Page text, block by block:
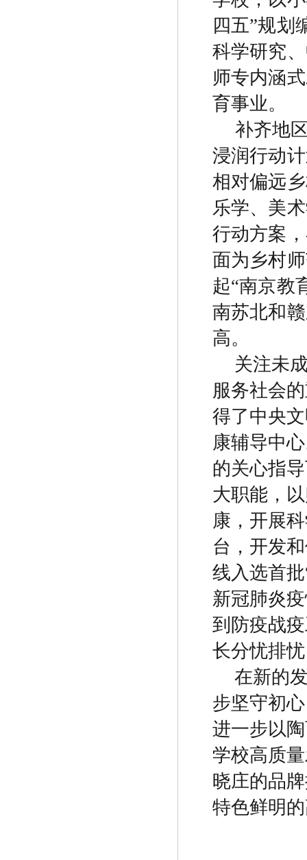
四五”规划
科学研究
师专内涵
育事业。
补齐地
浸润行动
相对偏远
乐学、美
行动方案
面为乡村
起“南京教
南苏北和
高。
关注未
服务社会
得了中央
康辅导中
的关心指
大职能，
康，开展
台，开发
线入选首批
新冠肺炎
到防疫战
长分忧排
在新的
步坚守初
进一步以
学校高质
晓庄的品
特色鲜明